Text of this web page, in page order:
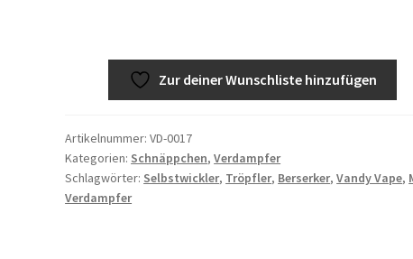
Zur deiner Wunschliste hinzufügen
Artikelnummer:VD-0017
Kategorien: Schnäppchen,Verdampfer
Schlagwörter: Selbstwickler, Tröpfler, Berserker,Vandy Vape,
Verdampfer